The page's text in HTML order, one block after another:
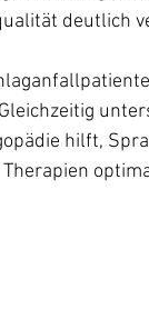
deutlich
hilft,